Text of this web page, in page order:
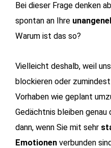
Bei dieser Frage denken
spontan an Ihre
Warum ist das so?
Vielleicht deshalb, weil
blockieren oder
Vorhaben wie geplant
Gedächtnis bleiben genau
dann, wenn Sie mit sehr
Emotionen verbunden